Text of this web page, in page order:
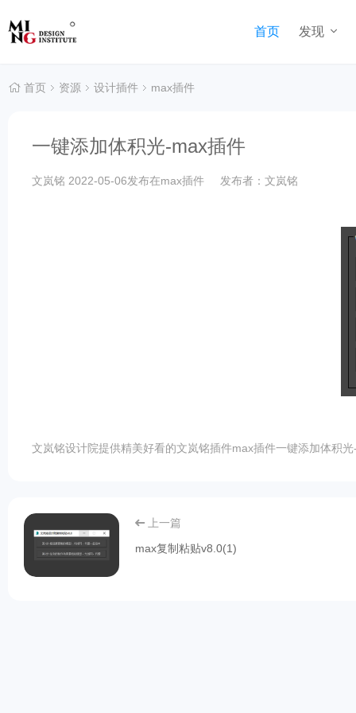
首页 发现
首页 资源 设计插件 max插件
一键添加体积光-max插件
文岚铭 2022-05-06发布在max插件 发布者：文岚铭
文岚铭设计院提供精美好看的文岚铭插件max插件一键添加体积
上一篇
max复制粘贴v8.0(1)